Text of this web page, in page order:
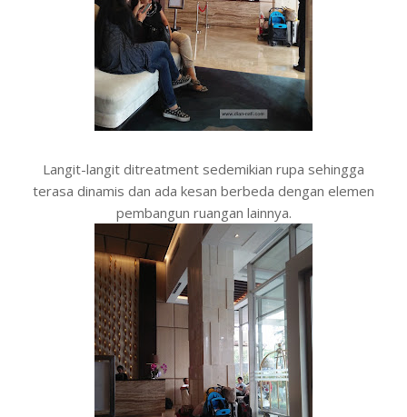
Langit-langit ditreatment sedemikian rupa sehingga
terasa dinamis dan ada kesan berbeda dengan elemen
pembangun ruangan lainnya.